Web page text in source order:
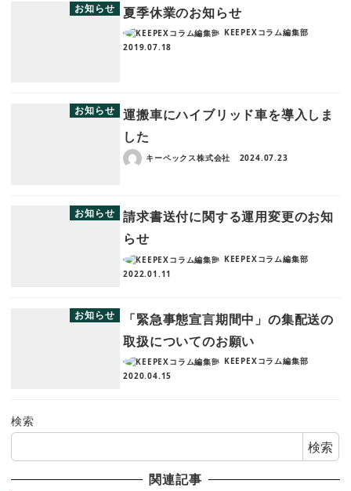
お知らせ 夏季休業のお知らせ
KEEPEXコラム編集部
2019.07.18
お知らせ
運搬車にハイブリッド車を導入しま
した
キーペックス株式会社 2024.07.23
お知らせ
請求書送付に関する運用変更のお知
らせ
KEEPEXコラム編集部
2022.01.11
お知らせ
「緊急事態宣言期間中」の集配送の
取扱についてのお願い
KEEPEXコラム編集部
2020.04.15
検索
検索
関連記事